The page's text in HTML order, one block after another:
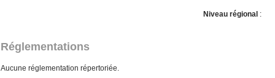
Niveau régional :
Réglementations
Aucune réglementation répertoriée.